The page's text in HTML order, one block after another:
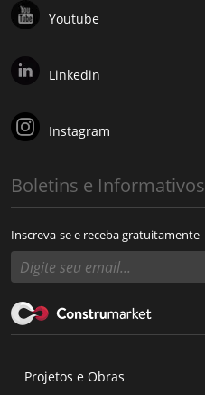
Youtube
Linkedin
Instagram
Boletins e Informativos
Inscreva-se e receba gratuitamente
Projetos e Obras